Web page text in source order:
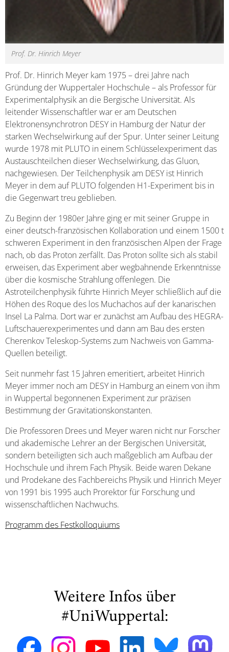
Prof. Dr. Hinrich Meyer
Prof. Dr. Hinrich Meyer kam 1975 – drei Jahre nach
Gründung der Wuppertaler Hochschule – als Professor für
Experimentalphysik an die Bergische Universität. Als
leitender Wissenschaftler war er am Deutschen
Elektronensynchrotron DESY in Hamburg der Natur der
starken Wechselwirkung auf der Spur. Unter seiner Leitung
wurde 1978 mit PLUTO in einem Schlüsselexperiment das
Austauschteilchen dieser Wechselwirkung, das Gluon,
nachgewiesen. Der Teilchenphysik am DESY ist Hinrich
Meyer in dem auf PLUTO folgenden H1-Experiment bis in
die Gegenwart treu geblieben.
Zu Beginn der 1980er Jahre ging er mit seiner Gruppe in
einer deutsch-französischen Kollaboration und einem 1500 t
schweren Experiment in den französischen Alpen der Frage
nach, ob das Proton zerfällt. Das Proton sollte sich als stabil
erweisen, das Experiment aber wegbahnende Erkenntnisse
über die kosmische Strahlung offenlegen. Die
Astroteilchenphysik führte Hinrich Meyer schließlich auf die
Höhen des Roque des los Muchachos auf der kanarischen
Insel La Palma. Dort war er zunächst am Aufbau des HEGRA-
Luftschauerexperimentes und dann am Bau des ersten
Cherenkov Teleskop-Systems zum Nachweis von Gamma-
Quellen beteiligt.
Seit nunmehr fast 15 Jahren emeritiert, arbeitet Hinrich
Meyer immer noch am DESY in Hamburg an einem von ihm
in Wuppertal begonnenen Experiment zur präzisen
Bestimmung der Gravitationskonstanten.
Die Professoren Drees und Meyer waren nicht nur Forscher
und akademische Lehrer an der Bergischen Universität,
sondern beteiligten sich auch maßgeblich am Aufbau der
Hochschule und ihrem Fach Physik. Beide waren Dekane
und Prodekane des Fachbereichs Physik und Hinrich Meyer
von 1991 bis 1995 auch Prorektor für Forschung und
wissenschaftlichen Nachwuchs.
Programm des Festkolloquiums
Weitere Infos über
#UniWuppertal: